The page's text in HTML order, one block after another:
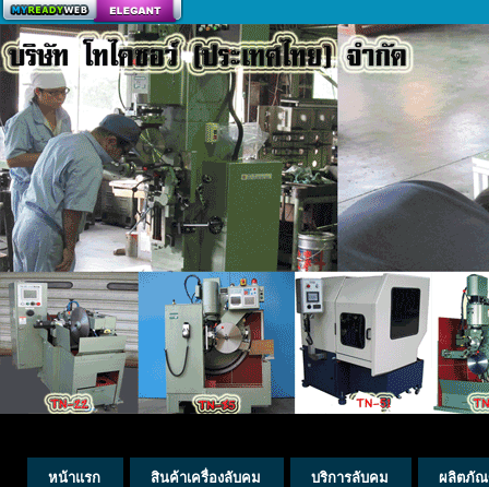
สร้างเว็บ
หน้าแรก สินค้าเครื่องลับคม บริการลับคม ผลิตภัณ